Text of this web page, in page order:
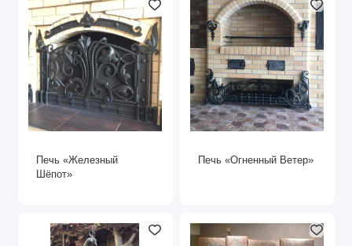
Печь «Железный
Шёпот»
Печь «Огненный Ветер»